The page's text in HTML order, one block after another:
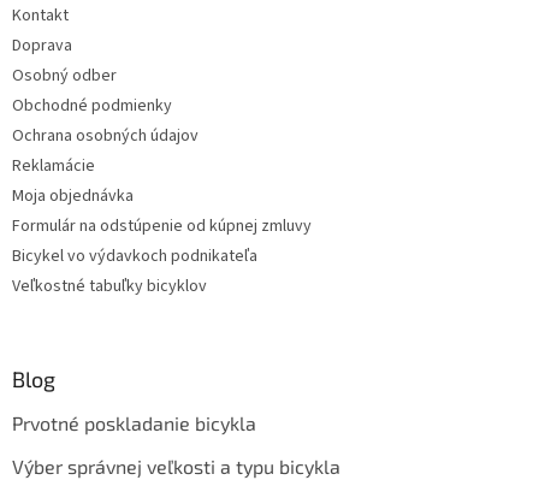
Kontakt
Doprava
Osobný odber
Obchodné podmienky
Ochrana osobných údajov
Reklamácie
Moja objednávka
Formulár na odstúpenie od kúpnej zmluvy
Bicykel vo výdavkoch podnikateľa
Veľkostné tabuľky bicyklov
Blog
Prvotné poskladanie bicykla
Výber správnej veľkosti a typu bicykla